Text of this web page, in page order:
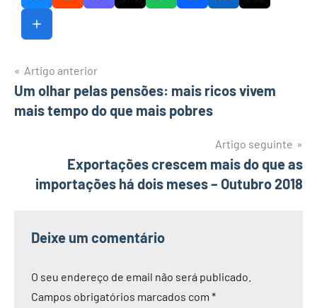
Navegação
de
Artigo anterior
Um olhar pelas pensões: mais ricos vivem
mais tempo do que mais pobres
Artigo seguinte
Exportações crescem mais do que as
importações há dois meses – Outubro 2018
Deixe um comentário
O seu endereço de email não será publicado.
Campos obrigatórios marcados com *